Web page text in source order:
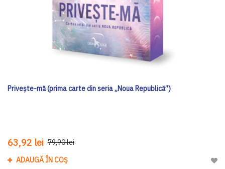
Privește-mă (prima carte din seria „Noua Republică”)
63,92 lei 79,90 lei
ADAUGĂ ÎN COȘ